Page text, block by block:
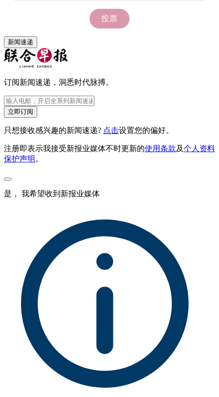
新闻速递
订阅新闻速递，洞悉时代脉搏。
立即订阅
只想接收感兴趣的新闻速递? 点击设置您的偏好。
注册即表示我接受新报业媒体不时更新的使用条款及个人资料
保护声明 。
是， 我希望收到新报业媒体